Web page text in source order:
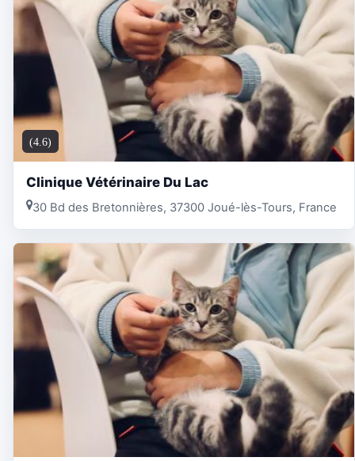
(4.6)
Clinique Vétérinaire Du Lac
30 Bd des Bretonnières, 37300 Joué-lès-Tours, France